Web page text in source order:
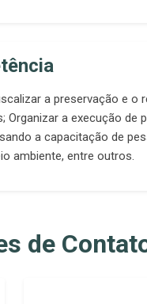
a preservação e o
Organizar a execução de
a capacitação de
ambiente, entre outros.
de